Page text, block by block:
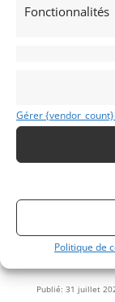
Fonctionnalités
Gérer
Politique de
Publié: 31 juillet